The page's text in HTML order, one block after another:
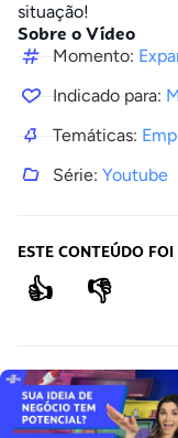
situação!
Sobre o Vídeo
Momento:
Indicado para:
Temáticas:
Série: Youtube
ESTE CONTEÚDO FOI
👍 👎